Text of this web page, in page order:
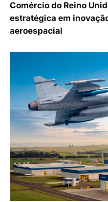
Comércio do Reino
estratégica em
aeroespacial